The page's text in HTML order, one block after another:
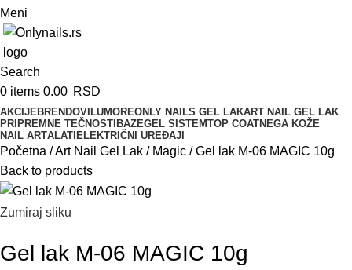
Meni
Search
0 items 0.00 RSD
AKCIJEBRENDOVI LUMOREONLY NAILS GEL LAKART NAIL GEL LAK
PRIPREMNE TEČNOSTI BAZEGEL SISTEMTOP COATNEGA KOŽE
NAIL ARTALATI ELEKTRIČNI UREĐAJI
Početna Art Nail Gel Lak Magic
Gel lak M-06 MAGIC 10g
Back to products
Zumiraj sliku
Gel lak M-06 MAGIC 10g